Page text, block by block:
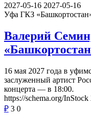
2027-05-16 2027-05-16
Уфа ГКЗ
Валерий
16 мая 2027 года в
заслуженный артист
концерта — в 18:00.
https://schema.org/InStock
₽ 3 0